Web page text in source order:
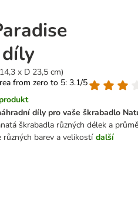
x D 23,5 cm)
from zero to 5: 3.1/5
díly pro vaše škrabadlo
škrabadla různých délek a
barev a velikostí další